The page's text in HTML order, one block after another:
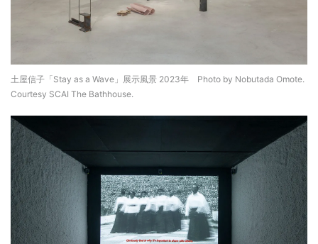
土屋信子「Stay as a Wave」展示風景 2023年 Photo by Nobutada Omote.
Courtesy SCAI The Bathhouse.